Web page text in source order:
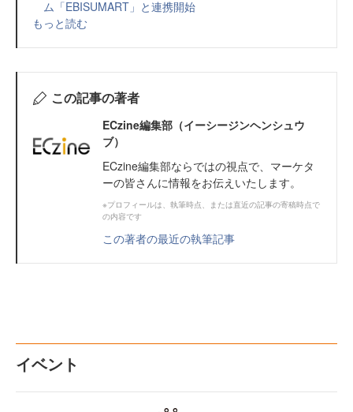
ム「EBISUMART」と連携開始
もっと読む
この記事の著者
ECzine編集部（イーシージンヘンシュウ
ブ）
ECzine編集部ならではの視点で、マーケタ
ーの皆さんに情報をお伝えいたします。
※プロフィールは、執筆時点、または直近の記事の寄稿時点で
の内容です
この著者の最近の執筆記事
イベント